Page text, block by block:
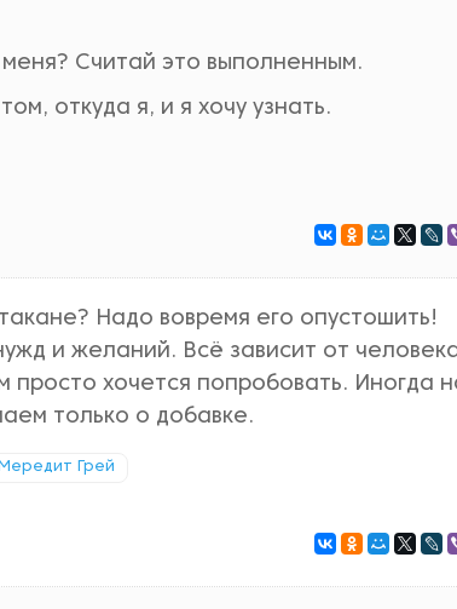
Считай это выполненным.
откуда я, и я хочу узнать.
Надо вовремя его опустошить!
и желаний. Всё зависит от
просто хочется попробовать. Иногда
только о добавке.
Мередит Грей